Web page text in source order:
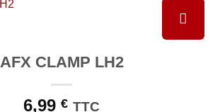
AFX CLAMP LH2
6,99 € TTC